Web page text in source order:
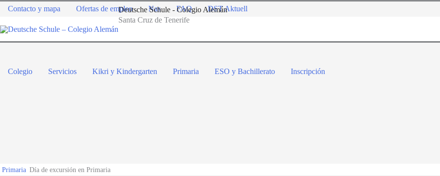
Contacto y mapa Ofertas de empleo Nas FAQ DST Aktuell
Deutsche Schule - Colegio Alemán
Santa Cruz de Tenerife
Colegio Servicios Kikri y Kindergarten Primaria ESO y Bachillerato Inscripción
Primaria Día de excursión en Primaria